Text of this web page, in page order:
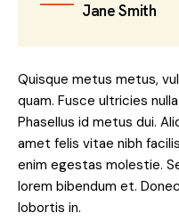
Jane Smith
Quisque metus metus,
quam. Fusce ultricies
Phasellus id metus dui.
amet felis vitae nibh
enim egestas molestie.
lorem bibendum et.
lobortis in.